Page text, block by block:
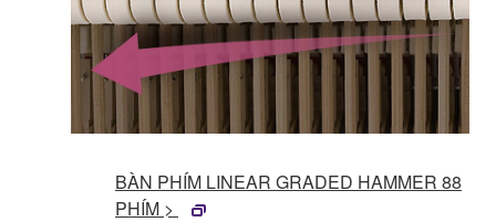
BÀN PHÍM LINEAR GRADED HAMMER 88
PHÍM >